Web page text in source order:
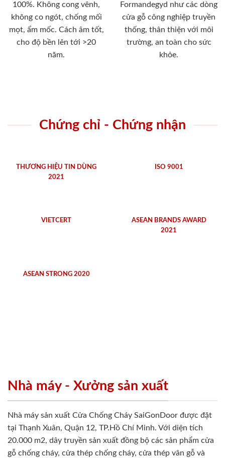
100%. Không cong vênh,
không co ngót, chống mối
mọt, ẩm mốc. Cách âm tốt,
cho độ bền lên tới >20
năm.
Formandegyd như các dòng
cửa gỗ công nghiệp truyền
thống, thân thiện với môi
trường, an toàn cho sức
khỏe.
Chứng chỉ - Chứng nhận
THƯƠNG HIỆU TIN DÙNG
2021
ISO 9001
VIETCERT
ASEAN BRANDS AWARD
2021
ASEAN STRONG 2020
Nhà máy - Xưởng sản xuất
Nhà máy sản xuất Cửa Chống Cháy SaiGonDoor được đặt
tại Thạnh Xuân, Quận 12, TP.Hồ Chí Minh. Với diện tích
20.000 m2, dây truyền sản xuất đồng bộ các sản phẩm cửa
gỗ chống cháy, cửa thép chống cháy, cửa thép vân gỗ và